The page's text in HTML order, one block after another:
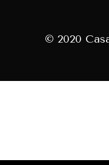
© 2020